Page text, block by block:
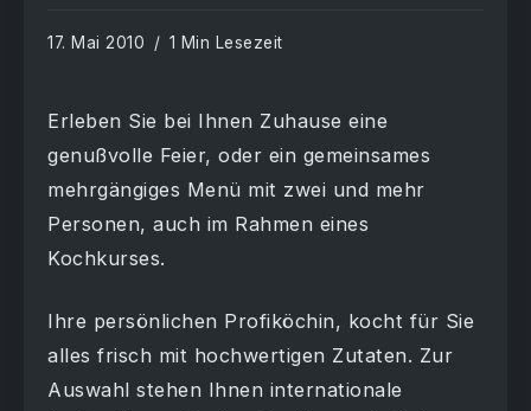
17. Mai 2010 1 Min Lesezeit
Erleben Sie bei Ihnen Zuhause eine
genußvolle Feier, oder ein gemeinsames
mehrgängiges Menü mit zwei und mehr
Personen, auch im Rahmen eines
Kochkurses.
Ihre persönlichen Profiköchin, kocht für Sie
alles frisch mit hochwertigen Zutaten. Zur
Auswahl stehen Ihnen internationale